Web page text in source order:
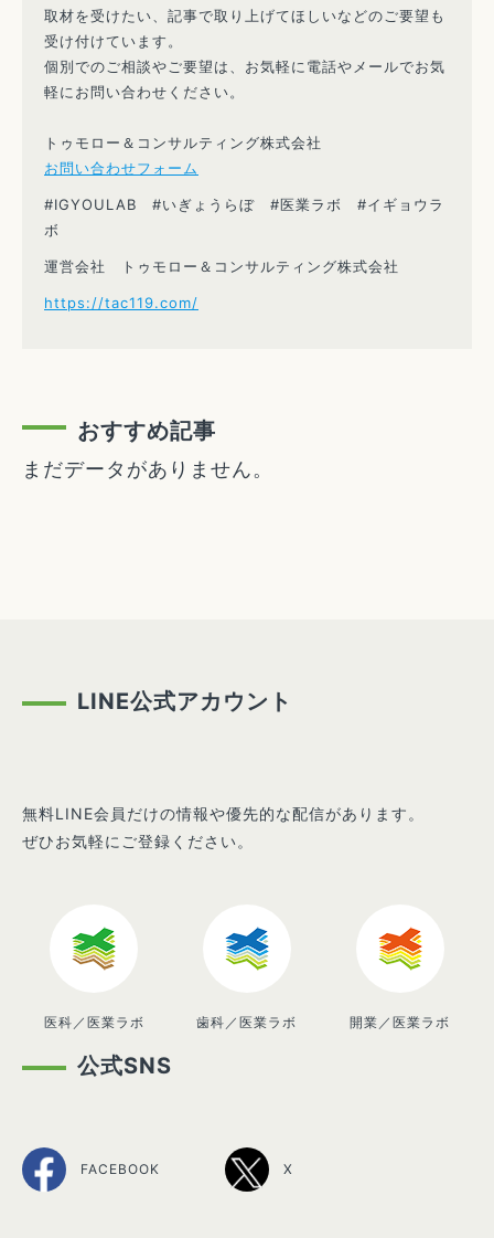
取材を受けたい、記事で取り上げてほしいなどのご要望も
受け付けています。
個別でのご相談やご要望は、お気軽に電話やメールでお気
軽にお問い合わせください。
トゥモロー＆コンサルティング株式会社
お問い合わせフォーム
#IGYOULAB #いぎょうらぼ #医業ラボ #イギョウラ
ボ
運営会社 トゥモロー＆コンサルティング株式会社
https://tac119.com/
おすすめ記事
まだデータがありません。
LINE公式アカウント
無料LINE会員だけの情報や優先的な配信があります。
ぜひお気軽にご登録ください。
医科／医業ラボ 歯科／医業ラボ 開業／医業ラボ
公式SNS
FACEBOOK X